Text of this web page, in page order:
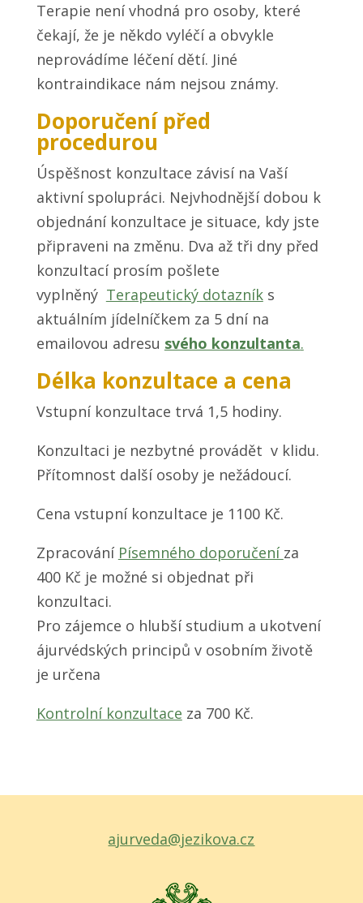
Terapie není vhodná pro osoby, které
čekají, že je někdo vyléčí a obvykle
neprovádíme léčení dětí. Jiné
kontraindikace nám nejsou známy.
Doporučení před
procedurou
Úspěšnost konzultace závisí na Vaší
aktivní spolupráci. Nejvhodnější dobou k
objednání konzultace je situace, kdy jste
připraveni na změnu. Dva až tři dny před
konzultací prosím pošlete
vyplněný Terapeutický dotazníks
aktuálním jídelníčkem za 5 dní na
emailovou adresu svého konzultanta.
Délka konzultace a cena
Vstupní konzultace trvá 1,5 hodiny.
Konzultaci je nezbytné provádět v klidu.
Přítomnost další osoby je nežádoucí.
Cena vstupní konzultace je 1100 Kč.
Zpracování Písemného doporučení za
400 Kč je možné si objednat při
konzultaci.
Pro zájemce o hlubší studium a ukotvení
ájurvédských principů v osobním životě
je určena
Kontrolní konzultace za 700 Kč.
ajurveda@jezikova.cz